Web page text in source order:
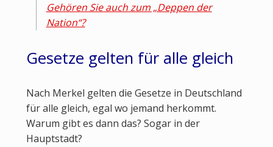
Gehören Sie auch zum „Deppen der
Nation“?
Gesetze gelten für alle gleich
Nach Merkel gelten die Gesetze in Deutschland
für alle gleich, egal wo jemand herkommt.
Warum gibt es dann das? Sogar in der
Hauptstadt?